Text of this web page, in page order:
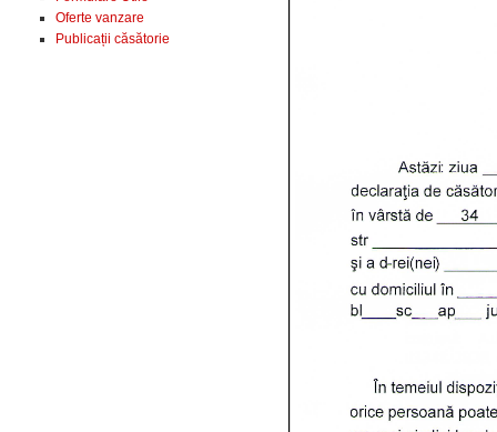
Oferte vanzare
Publicații căsătorie